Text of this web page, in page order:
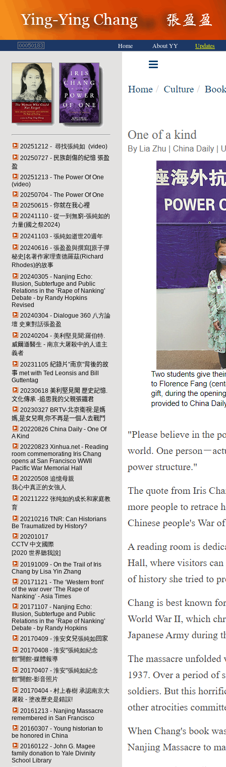
Home About YY Updates
20251212 - 尋找張純如 (video)
20250727 - 民族創傷的紀憶 張盈
盈
20251213 - The Power Of One
(video)
20250704 - The Power Of One
20250615 - 你就在我心裡
20241110 - 從一到無窮-張純如的
力量(國之祭2024)
20241103 - 張純如逝世20週年
20240616 - 張盈盈與撰寫[原子彈
秘史[名著作家理查德羅茲(Richard
Rhodes)的故事
20240305 - Nanjing Echo:
Illusion, Subterfuge and Public
Relations in the ‘Rape of Nanking’
Debate - by Randy Hopkins
Revised
20240304 - Dialogue 360 八方論
壇 史東對話張盈盈
20240204 - 美利堅見聞:羅伯特.
威爾遜醫生 - 南京大屠殺中的人道主
義者
20231105 紀錄片”南京”背後的故
事 met with Ted Leonsis and Bill
Guttentag
20230618 美利堅見聞 歷史記憶.
文化傳承 -追思我的父親張鐵君
20230327 BRTV-北京衛視:是媽
媽,是女兒啊,你不再是一個人去戰鬥
20220826 China Daily - One Of
A Kind
20220823 Xinhua.net - Reading
room commemorating Iris Chang
opens at San Francisco WWII
Pacific War Memorial Hall
20220508 追憶母親
我心中真正的女強人
20211222 张纯如的成长和家庭教
育
20210216 TNR: Can Historians
Be Traumatized by History?
20201017
CCTV 中文國際
[2020 世界聽我說]
20191009 - On the Trail of Iris
Chang by Lisa Yin Zhang
20171121 - The ‘Western front’
of the war over ‘The Rape of
Nanking’ - Asia Times
20171107 - Nanjing Echo:
Illusion, Subterfuge and Public
Relations in the ‘Rape of Nanking’
Debate - by Randy Hopkins
20170409 - 淮安女兒張純如 回家
20170408 - 淮安"張純如紀念
館"開館-媒體報導
20170407 - 淮安"張純如紀念
館"開館-影音照片
20170404 - 村上春樹 承認南京大
屠殺 - 塗改歷史是錯誤!
20161213 - Nanjing Massacre
remembered in San Francisco
20160307 - Young historian to
be honored in China
20160122 - John G. Magee
family donation to Yale Divinity
School Library